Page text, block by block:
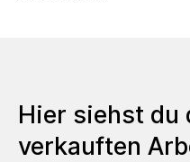
Hier siehst du
verkauften